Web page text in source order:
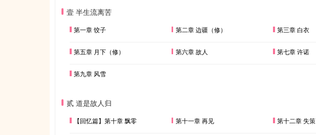
壹 半生流离苦
第一章 饺子 第二章 边疆（修） 第三章 白衣
第五章 月下（修） 第六章 故人 第七章 许诺
第九章 风雪
贰 道是故人归
【回忆篇】第十章 飘零 第十一章 再见 第十二章 失策